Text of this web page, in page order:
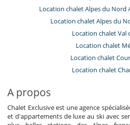
Location chalet Alpes du Nord
Location chalet Alpes du
Location chalet Val
Location chalet
Location chalet
Location chalet
A propos
Chalet Exclusive est une agence
et d'appartements de luxe au ski avec